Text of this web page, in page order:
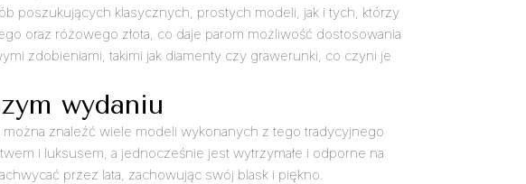
poszukujących klasycznych, prostych modeli, jak i tych, którzy
oraz różowego złota, co daje parom możliwość dostosowania
zdobieniami, takimi jak diamenty czy grawerunki, co czyni je
wydaniu
można znaleźć wiele modeli wykonanych z tego tradycyjnego
i luksusem, a jednocześnie jest wytrzymałe i odporne na
przez lata, zachowując swój blask i piękno.